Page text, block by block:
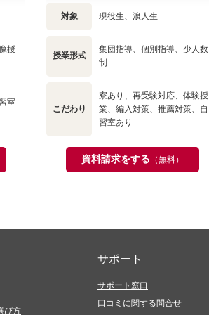
授
室
対象 現役生、浪人生
授業形式
集団指導、個別指導、少人数
制
こだわり
寮あり、再受験対応、体験授
業、編入対策、推薦対策、自
習室あり
資料請求をする （無料）
び方
サポート
サポート窓口
口コミに関する問合せ